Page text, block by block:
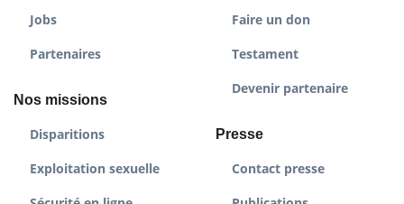
Jobs
Partenaires
Nos missions
Disparitions
Exploitation sexuelle
Faire un don
Testament
Devenir partenaire
Presse
Contact presse